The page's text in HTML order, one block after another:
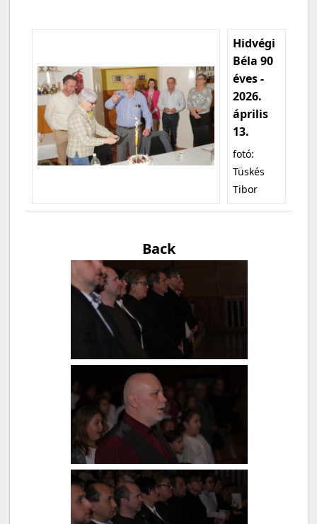
Hidvégi
Béla 90
éves -
2026.
április
13.
fotó:
Tüskés
Tibor
Back